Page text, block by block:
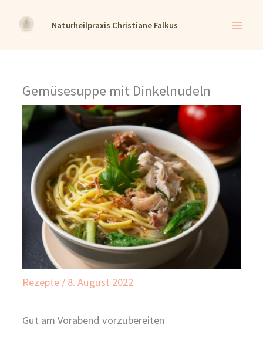
Inhalt
Naturheilpraxis Christiane Falkus
Gemüsesuppe mit Dinkelnudeln
Rezepte / 8. August 2022
Gut am Vorabend vorzubereiten